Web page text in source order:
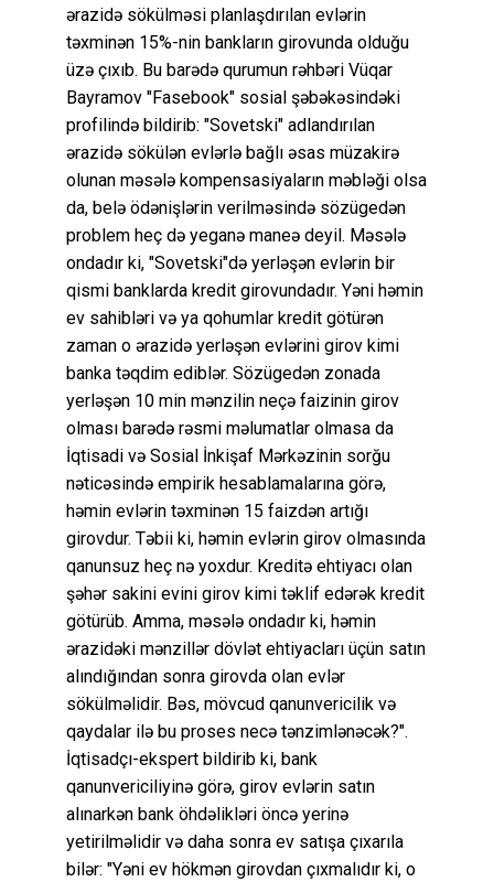
ərazidə sökülməsi planlaşdırılan evlərin
təxminən 15%-nin bankların girovunda olduğu
üzə çıxıb. Bu barədə qurumun rəhbəri Vüqar
Bayramov "Fasebook" sosial şəbəkəsindəki
profilində bildirib: "Sovetski" adlandırılan
ərazidə sökülən evlərlə bağlı əsas müzakirə
olunan məsələ kompensasiyaların məbləği olsa
da, belə ödənişlərin verilməsində sözügedən
problem heç də yeganə maneə deyil. Məsələ
ondadır ki, "Sovetski"də yerləşən evlərin bir
qismi banklarda kredit girovundadır. Yəni həmin
ev sahibləri və ya qohumlar kredit götürən
zaman o ərazidə yerləşən evlərini girov kimi
banka təqdim ediblər. Sözügedən zonada
yerləşən 10 min mənzilin neçə faizinin girov
olması barədə rəsmi məlumatlar olmasa da
İqtisadi və Sosial İnkişaf Mərkəzinin sorğu
nəticəsində empirik hesablamalarına görə,
həmin evlərin təxminən 15 faizdən artığı
girovdur. Təbii ki, həmin evlərin girov olmasında
qanunsuz heç nə yoxdur. Kreditə ehtiyacı olan
şəhər sakini evini girov kimi təklif edərək kredit
götürüb. Amma, məsələ ondadır ki, həmin
ərazidəki mənzillər dövlət ehtiyacları üçün satın
alındığından sonra girovda olan evlər
sökülməlidir. Bəs, mövcud qanunvericilik və
qaydalar ilə bu proses necə tənzimlənəcək?".
İqtisadçı-ekspert bildirib ki, bank
qanunvericiliyinə görə, girov evlərin satın
alınarkən bank öhdəlikləri öncə yerinə
yetirilməlidir və daha sonra ev satışa çıxarıla
bilər: "Yəni ev hökmən girovdan çıxmalıdır ki, o